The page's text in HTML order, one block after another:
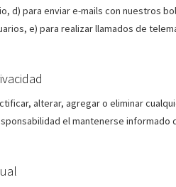
d) para enviar e-mails con nuestros
e) para realizar llamados de
alterar, agregar o eliminar
el mantenerse informado